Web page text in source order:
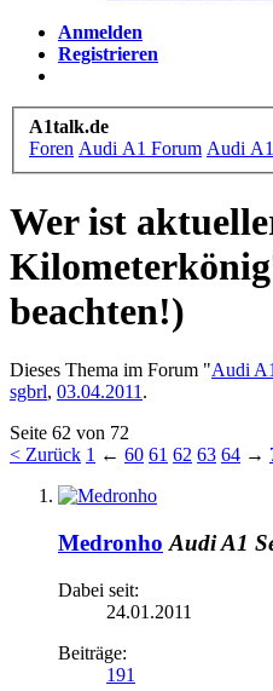
Anmelden
Registrieren
A1talk.de
Foren Audi A1 Forum Audi
Wer ist
beachten!)
Dieses Thema im Forum "Audi
sgbrl, 03.04.2011.
Seite 62 von 72
< Zurück 1 ← 60 61 62 63 64 →
Medronho Audi A1
Dabei seit:
24.01.2011
Beiträge:
191